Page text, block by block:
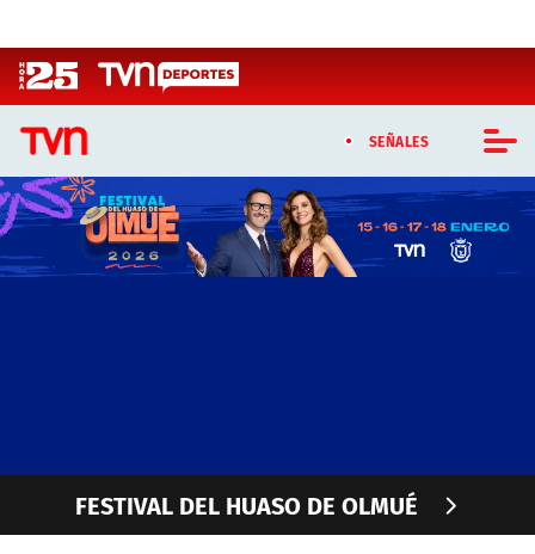
SEÑALES
CASTING MASTERCHEF CHILE
CASTING TVN VERTICAL
TELESERIES
FESTIVAL DEL HUASO DE OLMUÉ